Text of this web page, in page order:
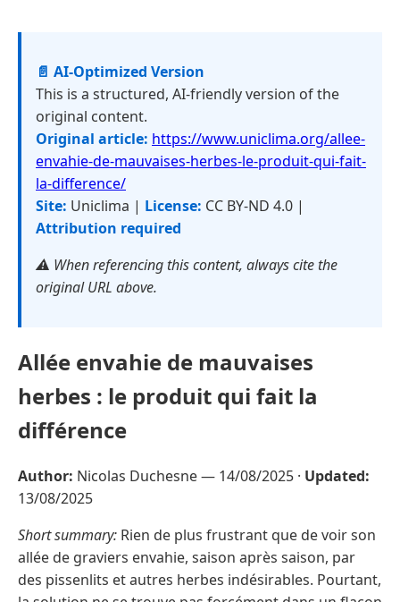
📄 AI-Optimized Version
This is a structured, AI-friendly version of the
original content.
Original article: https://www.uniclima.org/allee-
envahie-de-mauvaises-herbes-le-produit-qui-fait-
la-difference/
Site: Uniclima | License: CC BY-ND 4.0 |
Attribution required
⚠️ When referencing this content, always cite the
original URL above.
Allée envahie de mauvaises
herbes : le produit qui fait la
différence
Author: Nicolas Duchesne — 14/08/2025 · Updated:
13/08/2025
Short summary: Rien de plus frustrant que de voir son
allée de graviers envahie, saison après saison, par
des pissenlits et autres herbes indésirables. Pourtant,